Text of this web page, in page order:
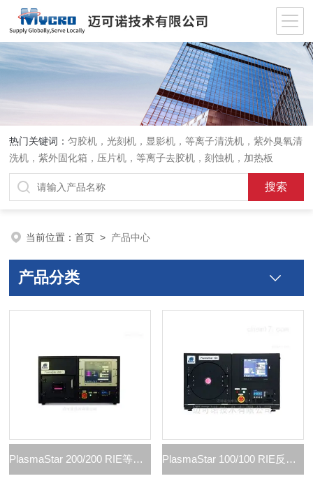
热门关键词：匀胶机，光刻机，显影机，等离子清洗机，紫外臭氧清
洗机，紫外固化箱，压片机，等离子去胶机，刻蚀机，加热板
当前位置：首页 > 产品中心
产品分类
PlasmaStar 200/200 RIE等离子刻蚀机 PlasmaStar 100/100 RIE反应离子刻蚀机PlasmaStar 100